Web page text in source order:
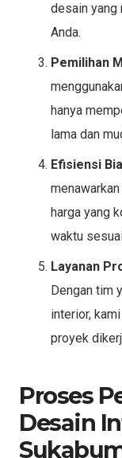
desain yang
Anda.
Pemilihan
hanya
lama dan
Efisiensi
harga yang
waktu
Layanan
Dengan tim
interior,
proyek
Proses
Desain